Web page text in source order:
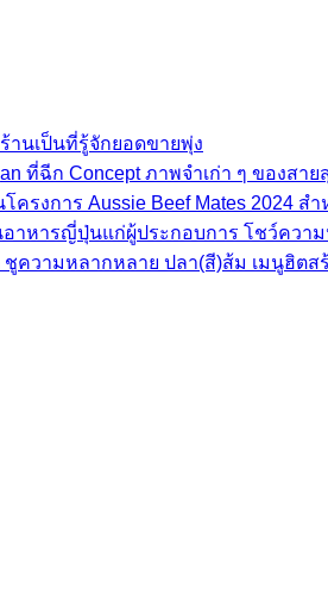
านเป็นที่รู้จักยอดขายพุ่ง
ที่ฉีก Concept ภาพจำเก่า ๆ ของสา
ครงการ Aussie Beef Mates 2024 ส
าหารญี่ปุ่นแก่ผู้ประกอบการ โชว์ควา
ความหลากหลาย ปลา(สี)ส้ม เมนูฮิต